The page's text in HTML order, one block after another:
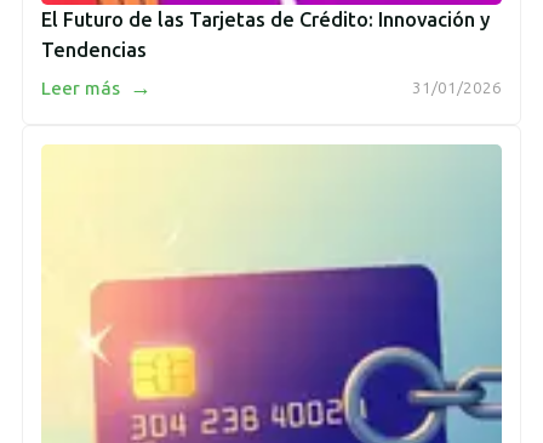
El Futuro de las Tarjetas de Crédito: Innovación y
Tendencias
31/01/2026
Leer más →